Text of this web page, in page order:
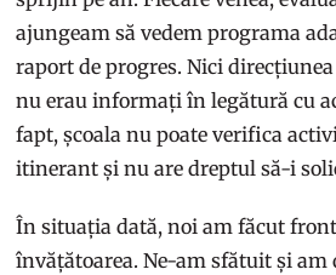
ajungeam să vedem programa
raport de progres. Nici
nu erau informați în legătură cu
fapt, școala nu poate verifica
itinerant și nu are dreptul să-i
În situația dată, noi am făcut
învățătoarea. Ne-am sfătuit și am